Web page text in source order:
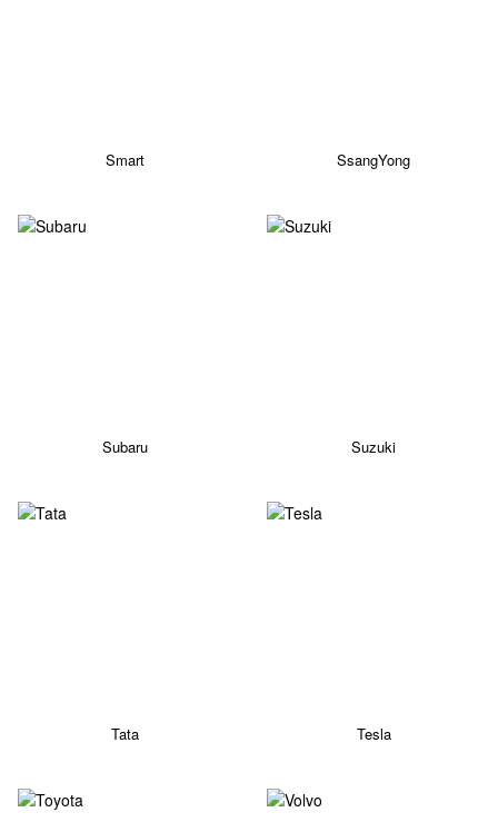
Smart SsangYong
Subaru Suzuki
Tata Tesla